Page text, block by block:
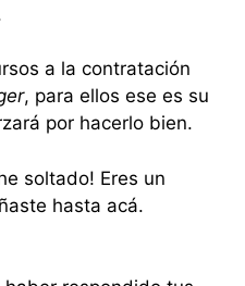
a la contratación
, para ellos ese es su
por hacerlo bien.
soltado! Eres un
hasta acá.